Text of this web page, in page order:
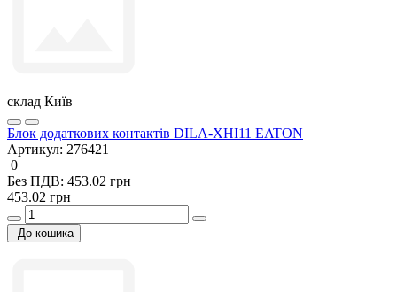
склад Київ
Блок додаткових контактів DILA-XHI11 EATON
Артикул: 276421
0
Без ПДВ: 453.02 грн
453.02 грн
До кошика